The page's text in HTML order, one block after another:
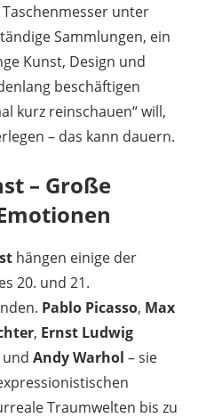
unter
Sammlungen, ein
Kunst, Design und
beschäftigen
kurz reinschauen“ will,
– das kann dauern.
– Große
hängen einige der
20. und 21.
Pablo Picasso, Max
, Ernst Ludwig
und Andy Warhol – sie
Traumwelten bis zu